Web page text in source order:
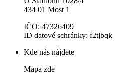
434 01 Most 1
IČO: 47326409
ID datové schránky: f2tjbqk
Kde nás nájdete
Mapa zde